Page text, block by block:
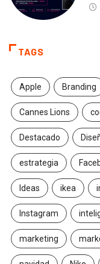
TAGS
Apple Branding
Cannes Lions
Destacado
estrategia
Ideas ikea
Instagram
marketing